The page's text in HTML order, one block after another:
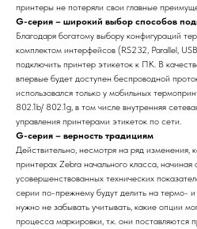
принтеры не потеряли свои главные
G-серия – широкий выбор способов
Благодаря богатому выбору конфигураций
комплектом интерфейсов (RS232, Parallel,
подключить принтер этикеток к ПК. В
впервые будет доступен беспроводной
использовался только у мобильных
802.1b/ 802.1g, в том числе внутренняя
управления принтерами этикеток по сети.
G-серия – верность традициям
Действительно, несмотря на ряд изменения,
принтерах Zebra начального класса, начиная
усовершенствованных технических
серии по-прежнему будут делить на термо-
нужно не забывать учитывать, какие опции
процесса маркировки, т.к. они поставляются